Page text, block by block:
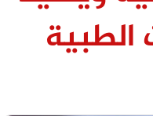
الطبية